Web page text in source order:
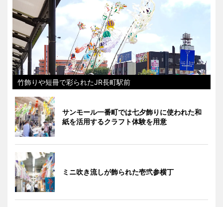
竹飾りや短冊で彩られたJR長町駅前
サンモール一番町では七夕飾りに使われた和
紙を活用するクラフト体験を用意
ミニ吹き流しが飾られた壱弐参横丁